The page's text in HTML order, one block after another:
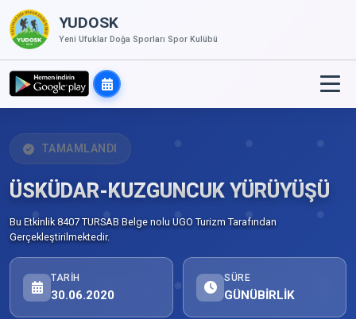
YUDOSK
Yeni Ufuklar Doğa Sporları Spor Kulübü
TAMAMLANDI
ÜSKÜDAR-KUZGUNCUK YÜRÜYÜŞÜ
Bu Etkinlik 8407 TURSAB Belge nolu UGO Turizm Tarafından
Gerçekleştirilmektedir.
TARIH
30.06.2020
SÜRE
GÜNÜBİRLİK